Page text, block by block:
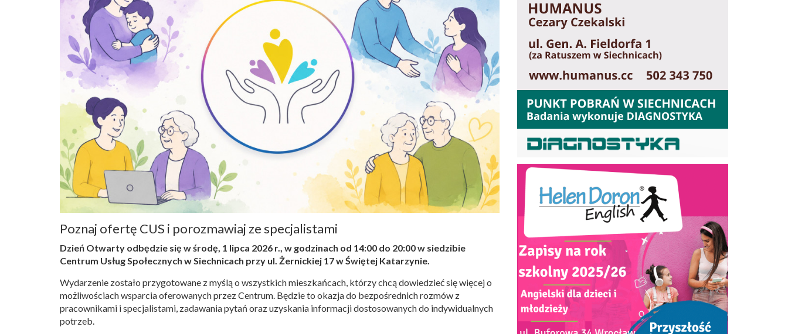
Poznaj ofertę CUS i porozmawiaj ze specjalistami
Dzień Otwarty odbędzie się w środę, 1 lipca 2026 r., w godzinach od 14:00 do 20:00 w siedzibie
Centrum Usług Społecznych w Siechnicach przy ul. Żernickiej 17 w Świętej Katarzynie.
Wydarzenie zostało przygotowane z myślą o wszystkich mieszkańcach, którzy chcą dowiedzieć się więcej o
możliwościach wsparcia oferowanych przez Centrum. Będzie to okazja do bezpośrednich rozmów z
pracownikami i specjalistami, zadawania pytań oraz uzyskania informacji dostosowanych do indywidualnych
potrzeb.